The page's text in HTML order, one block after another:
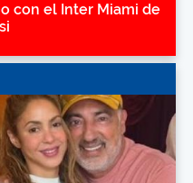
con el Inter Miami de